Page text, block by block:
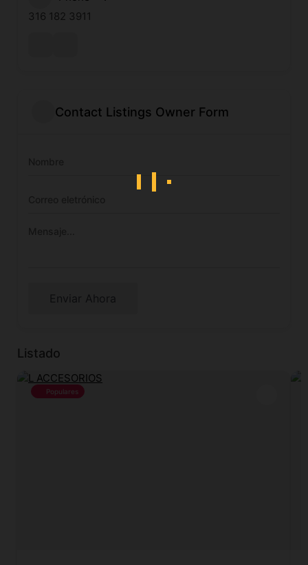
316 182 3911
Contact Listings Owner Form
Enviar Ahora
Listado
Populares